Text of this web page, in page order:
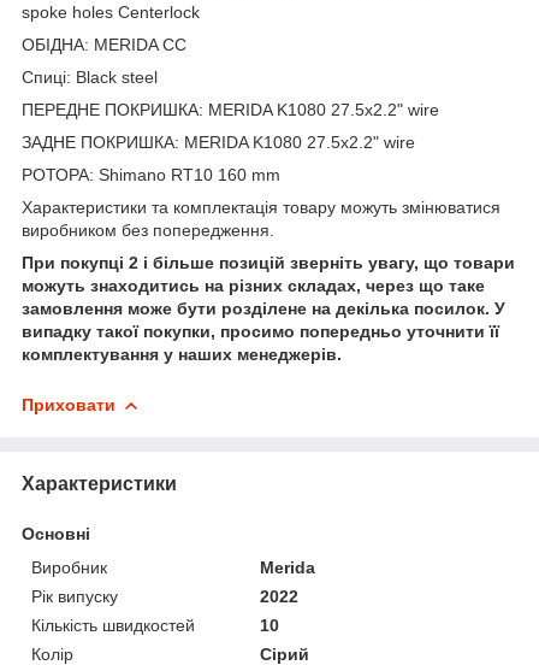
spoke holes Centerlock
ОБІДНА: MERIDA CC
Спиці: Black steel
ПЕРЕДНЕ ПОКРИШКА: MERIDA K1080 27.5x2.2" wire
ЗАДНЕ ПОКРИШКА: MERIDA K1080 27.5x2.2" wire
РОТОРА: Shimano RT10 160 mm
Характеристики та комплектація товару можуть змінюватися
виробником без попередження.
При покупці 2 і більше позицій зверніть увагу, що товари
можуть знаходитись на різних складах, через що таке
замовлення може бути розділене на декілька посилок. У
випадку такої покупки, просимо попередньо уточнити її
комплектування у наших менеджерів.
Приховати
Характеристики
Основні
Виробник
Merida
Рік випуску
2022
Кількість швидкостей
10
Колір
Сірий